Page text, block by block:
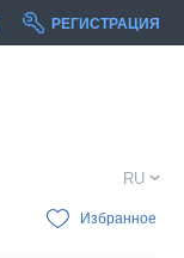
РЕГИСТРАЦИЯ
RU
Избранное